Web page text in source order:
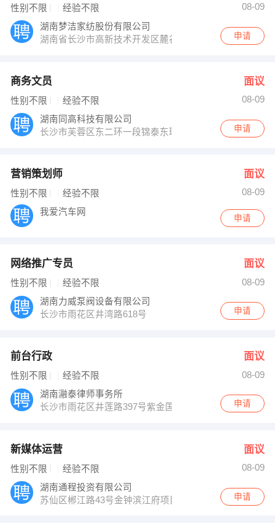
性别不限 经验不限
08-09
湖南梦洁家纺股份有限公司
湖南省长沙市高新技术开发区麓谷产业基地谷苑路168号
申请
商务文员 面议
性别不限 经验不限
08-09
湖南同高科技有限公司
长沙市芙蓉区东二环一段锦泰东环国际
申请
营销策划师 面议
性别不限 经验不限
08-09
我爱汽车网
申请
网络推广专员 面议
性别不限 经验不限
08-09
湖南力威泵阀设备有限公司
长沙市雨花区井湾路618号
申请
前台行政 面议
性别不限 经验不限
08-09
湖南瀜泰律师事务所
长沙市雨花区井莲路397号紫金国际大厦2号楼18层
申请
新媒体运营 面议
性别不限 经验不限
08-09
湖南通程投资有限公司
苏仙区郴江路43号金钟滨江府项目部
申请